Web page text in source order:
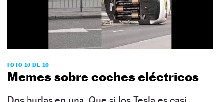
FOTO 10 DE 10
Memes sobre coches eléctricos